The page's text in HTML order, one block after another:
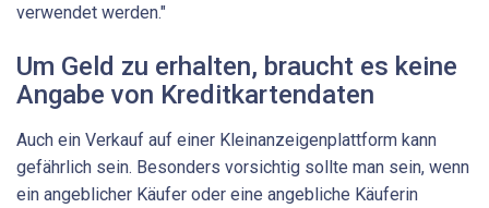
verwendet werden."
Um Geld zu erhalten, braucht es keine
Angabe von Kreditkartendaten
Auch ein Verkauf auf einer Kleinanzeigenplattform kann
gefährlich sein. Besonders vorsichtig sollte man sein, wenn
ein angeblicher Käufer oder eine angebliche Käuferin